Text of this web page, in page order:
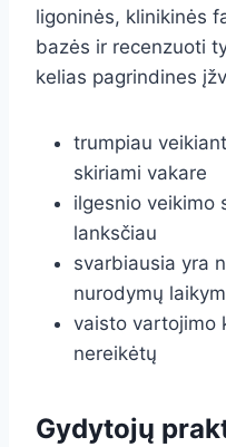
ligoninės, klinikinės
bazės ir recenzuoti
kelias pagrindines
trumpiau
skiriami vakare
ilgesnio veikimo
lanksčiau
svarbiausia yra
nurodymų
vaisto vartojimo
nereikėtų
Gydytojų